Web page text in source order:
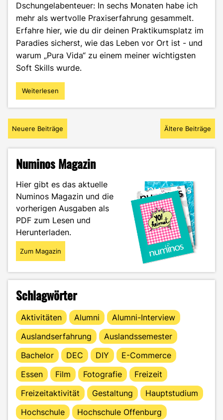
Dschungelabenteuer: In sechs Monaten habe ich
mehr als wertvolle Praxiserfahrung gesammelt.
Erfahre hier, wie du dir deinen Praktikumsplatz im
Paradies sicherst, wie das Leben vor Ort ist - und
warum „Pura Vida“ zu einem meiner wichtigsten
Soft Skills wurde.
"Zwischen
Regenwald
Mein
Costa
Weiterlesen
Beitragsnavigation Ältere Beiträge
Neuere Beiträge
Numinos Magazin
Hier gibt es das aktuelle
Numinos Magazin und die
vorherigen Ausgaben als
PDF zum Lesen und
Herunterladen.
Zum Magazin
Schlagwörter
Aktivitäten Alumni
Alumni-Interview
Auslandserfahrung
Auslandssemester
Bachelor
DEC DIY
E-Commerce
Essen
Film Fotografie
Freizeit
Freizeitaktivität
Gestaltung
Hauptstudium
Hochschule
Hochschule Offenburg